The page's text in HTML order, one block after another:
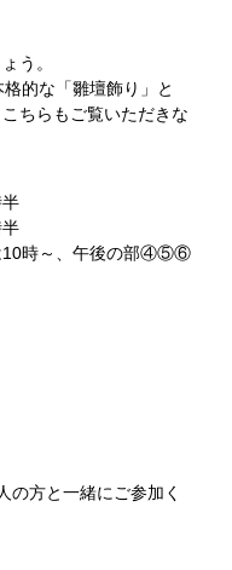
う。
的な「雛壇飾り」と
ちらもご覧いただきな
時～、午後の部④⑤⑥
方と一緒にご参加く